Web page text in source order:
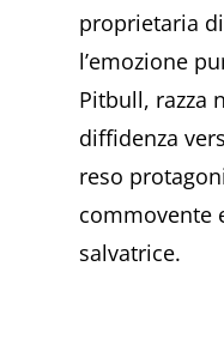
proprietaria
l’emozione
Pitbull, razza
diffidenza
reso
commovente
salvatrice.